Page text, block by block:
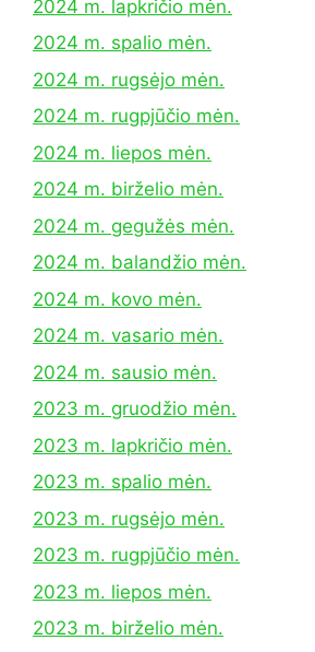
2024 m. lapkričio mėn.
2024 m. spalio mėn.
2024 m. rugsėjo mėn.
2024 m. rugpjūčio mėn.
2024 m. liepos mėn.
2024 m. birželio mėn.
2024 m. gegužės mėn.
2024 m. balandžio mėn.
2024 m. kovo mėn.
2024 m. vasario mėn.
2024 m. sausio mėn.
2023 m. gruodžio mėn.
2023 m. lapkričio mėn.
2023 m. spalio mėn.
2023 m. rugsėjo mėn.
2023 m. rugpjūčio mėn.
2023 m. liepos mėn.
2023 m. birželio mėn.